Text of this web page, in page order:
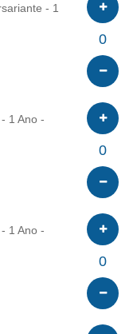
- 1
0
1 Ano -
0
1 Ano -
0